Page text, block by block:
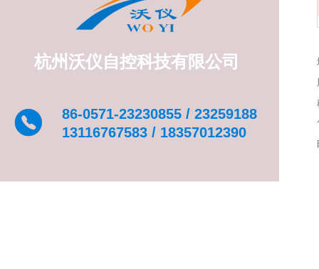
86-0571-23230855 / 23259188
13116767583 / 18357012390
杭州沃仪自控科技有限公司